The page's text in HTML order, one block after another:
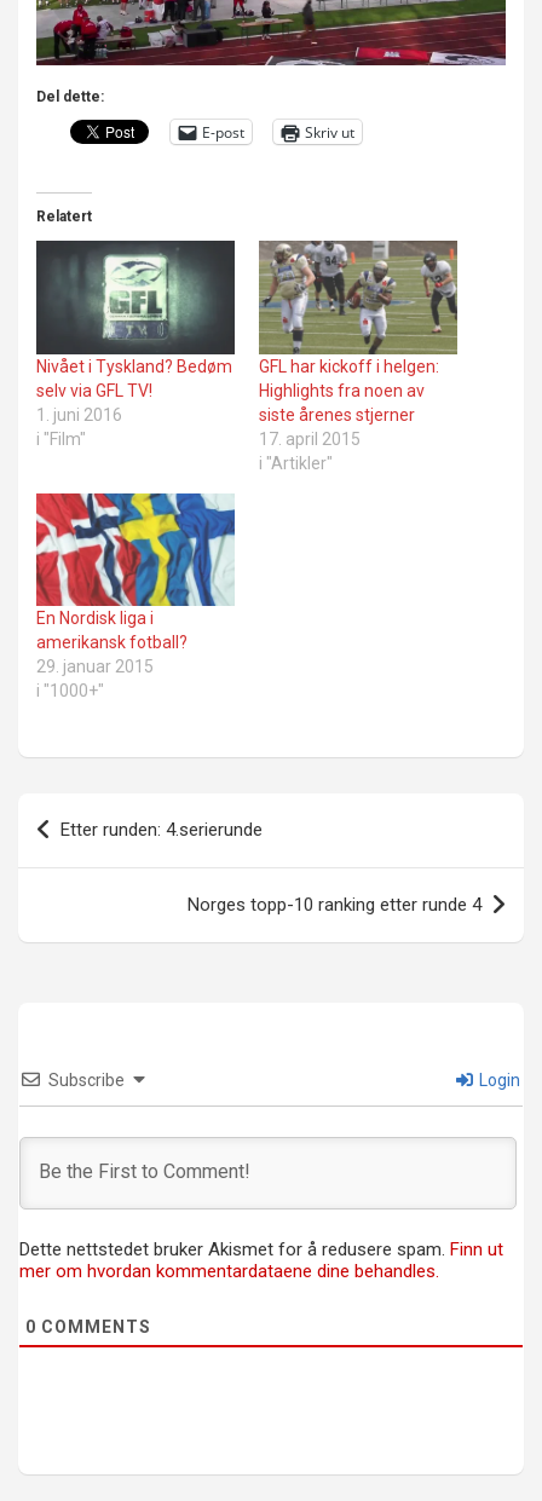
Del dette:
E-post Skriv ut
Relatert
Nivået i Tyskland? Bedøm
selv via GFL TV!
1. juni 2016
i "Film"
GFL har kickoff i helgen:
Highlights fra noen av
siste årenes stjerner
17. april 2015
i "Artikler"
En Nordisk liga i
amerikansk fotball?
29. januar 2015
i "1000+"
Innleggsnavigasjon
Etter runden: 4.serierunde
Norges topp-10 ranking etter runde 4
Subscribe Login
Dette nettstedet bruker Akismet for å redusere spam. Finn ut
mer om hvordan kommentardataene dine behandles.
0 COMMENTS